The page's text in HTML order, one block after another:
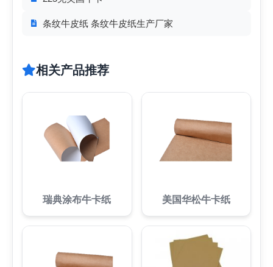
条纹牛皮纸 条纹牛皮纸生产厂家
相关产品推荐
瑞典涂布牛卡纸 美国华松牛卡纸